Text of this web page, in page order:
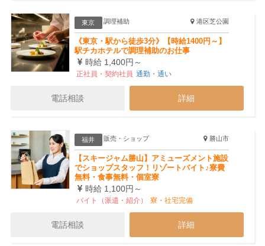
東京 調理補助 港区芝公園
《東京・駅から徒歩3分》【時給1400円～】
駅チカホテルで調理補助のお仕事
時給 1,400円～
正社員・契約社員 通勤・通い
電話相談 詳細
福井 販売・ショップ 勝山市
【スキージャム勝山】アミューズメント施設
でショップスタッフ！リゾートバイト♪寮費
無料・食事無料・個室寮
時給 1,100円～
バイト（派遣・紹介） 寮・社宅完備
電話相談 詳細